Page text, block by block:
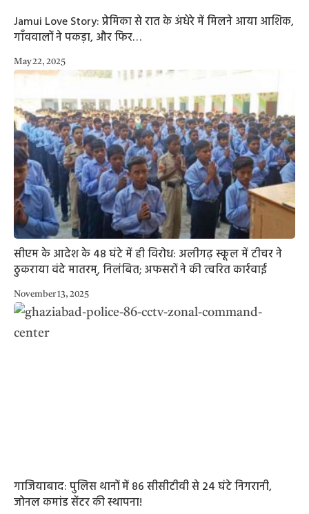
Jamui Love Story: प्रेमिका से रात के अंधेरे में मिलने आया आशिक,
गाँववालों ने पकड़ा, और फिर…
May 22, 2025
सीएम के आदेश के 48 घंटे में ही विरोध: अलीगढ़ स्कूल में टीचर ने
ठुकराया वंदे मातरम्, निलंबित; अफसरों ने की त्वरित कार्रवाई
November 13, 2025
गाजियाबाद: पुलिस थानों में 86 सीसीटीवी से 24 घंटे निगरानी,
जोनल कमांड सेंटर की स्थापना!